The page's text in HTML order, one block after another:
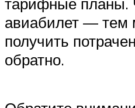
авиабилет — тем
получить
обратно.